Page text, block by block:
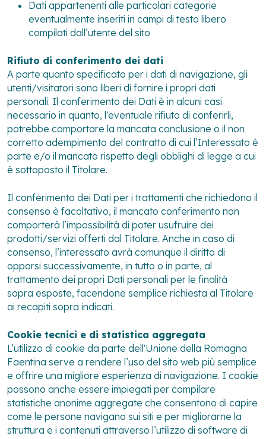
Dati appartenenti alle particolari categorie
eventualmente inseriti in campi di testo libero
compilati dall’utente del sito
Rifiuto di conferimento dei dati
A parte quanto specificato per i dati di navigazione, gli
utenti/visitatori sono liberi di fornire i propri dati
personali. Il conferimento dei Dati è in alcuni casi
necessario in quanto, l'eventuale rifiuto di conferirli,
potrebbe comportare la mancata conclusione o il non
corretto adempimento del contratto di cui l’Interessato è
parte e/o il mancato rispetto degli obblighi di legge a cui
è sottoposto il Titolare.
Il conferimento dei Dati per i trattamenti che richiedono il
consenso è facoltativo, il mancato conferimento non
comporterà l’impossibilità di poter usufruire dei
prodotti/servizi offerti dal Titolare. Anche in caso di
consenso, l’interessato avrà comunque il diritto di
opporsi successivamente, in tutto o in parte, al
trattamento dei propri Dati personali per le finalità
sopra esposte, facendone semplice richiesta al Titolare
ai recapiti sopra indicati.
Cookie tecnici e di statistica aggregata
L’utilizzo di cookie da parte dell'Unione della Romagna
Faentina serve a rendere l’uso del sito web più semplice
e offrire una migliore esperienza di navigazione. I cookie
possono anche essere impiegati per compilare
statistiche anonime aggregate che consentono di capire
come le persone navigano sui siti e per migliorarne la
struttura e i contenuti attraverso l’utilizzo di software di